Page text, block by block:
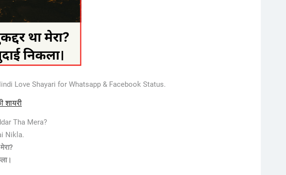
Love Shayari for Whatsapp & Facebook Status.
शायरी
Tha Mera?
Nikla.